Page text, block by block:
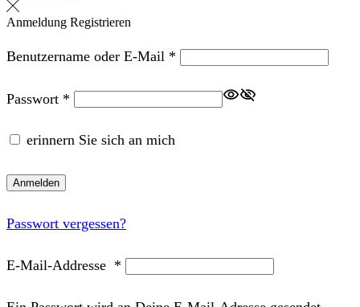
Anmeldung Registrieren
Benutzername oder E-Mail * Erforderlich
Passwort * Erforderlich
erinnern Sie sich an mich
Anmelden
Passwort vergessen?
E-Mail-Addresse *